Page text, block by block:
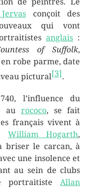
conçoit des
qui vont
anglais :
of Suffolk,
robe parme, date
pictural[3].
l’influence du
au rococo, se fait
français vivent à
William Hogarth,
briser le carcan, à
une insolence et
au sein de clubs
portraitisteAllan